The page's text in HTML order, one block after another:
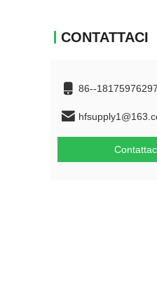
CONTATTACI
86--18175976297